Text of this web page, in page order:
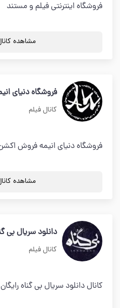
فروشگاه اینترنتی فیلم و مستند
مشاهده
فروشگاه دنیای
کانال فیلم
فروشگاه دنیای انیمه فروش
مشاهده
دانلود سریال بی
کانال فیلم
کانال دانلود سریال بی گناه